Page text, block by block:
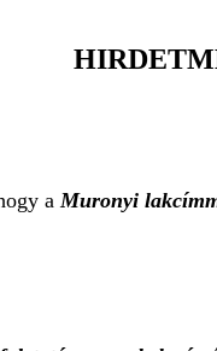
a Muronyi